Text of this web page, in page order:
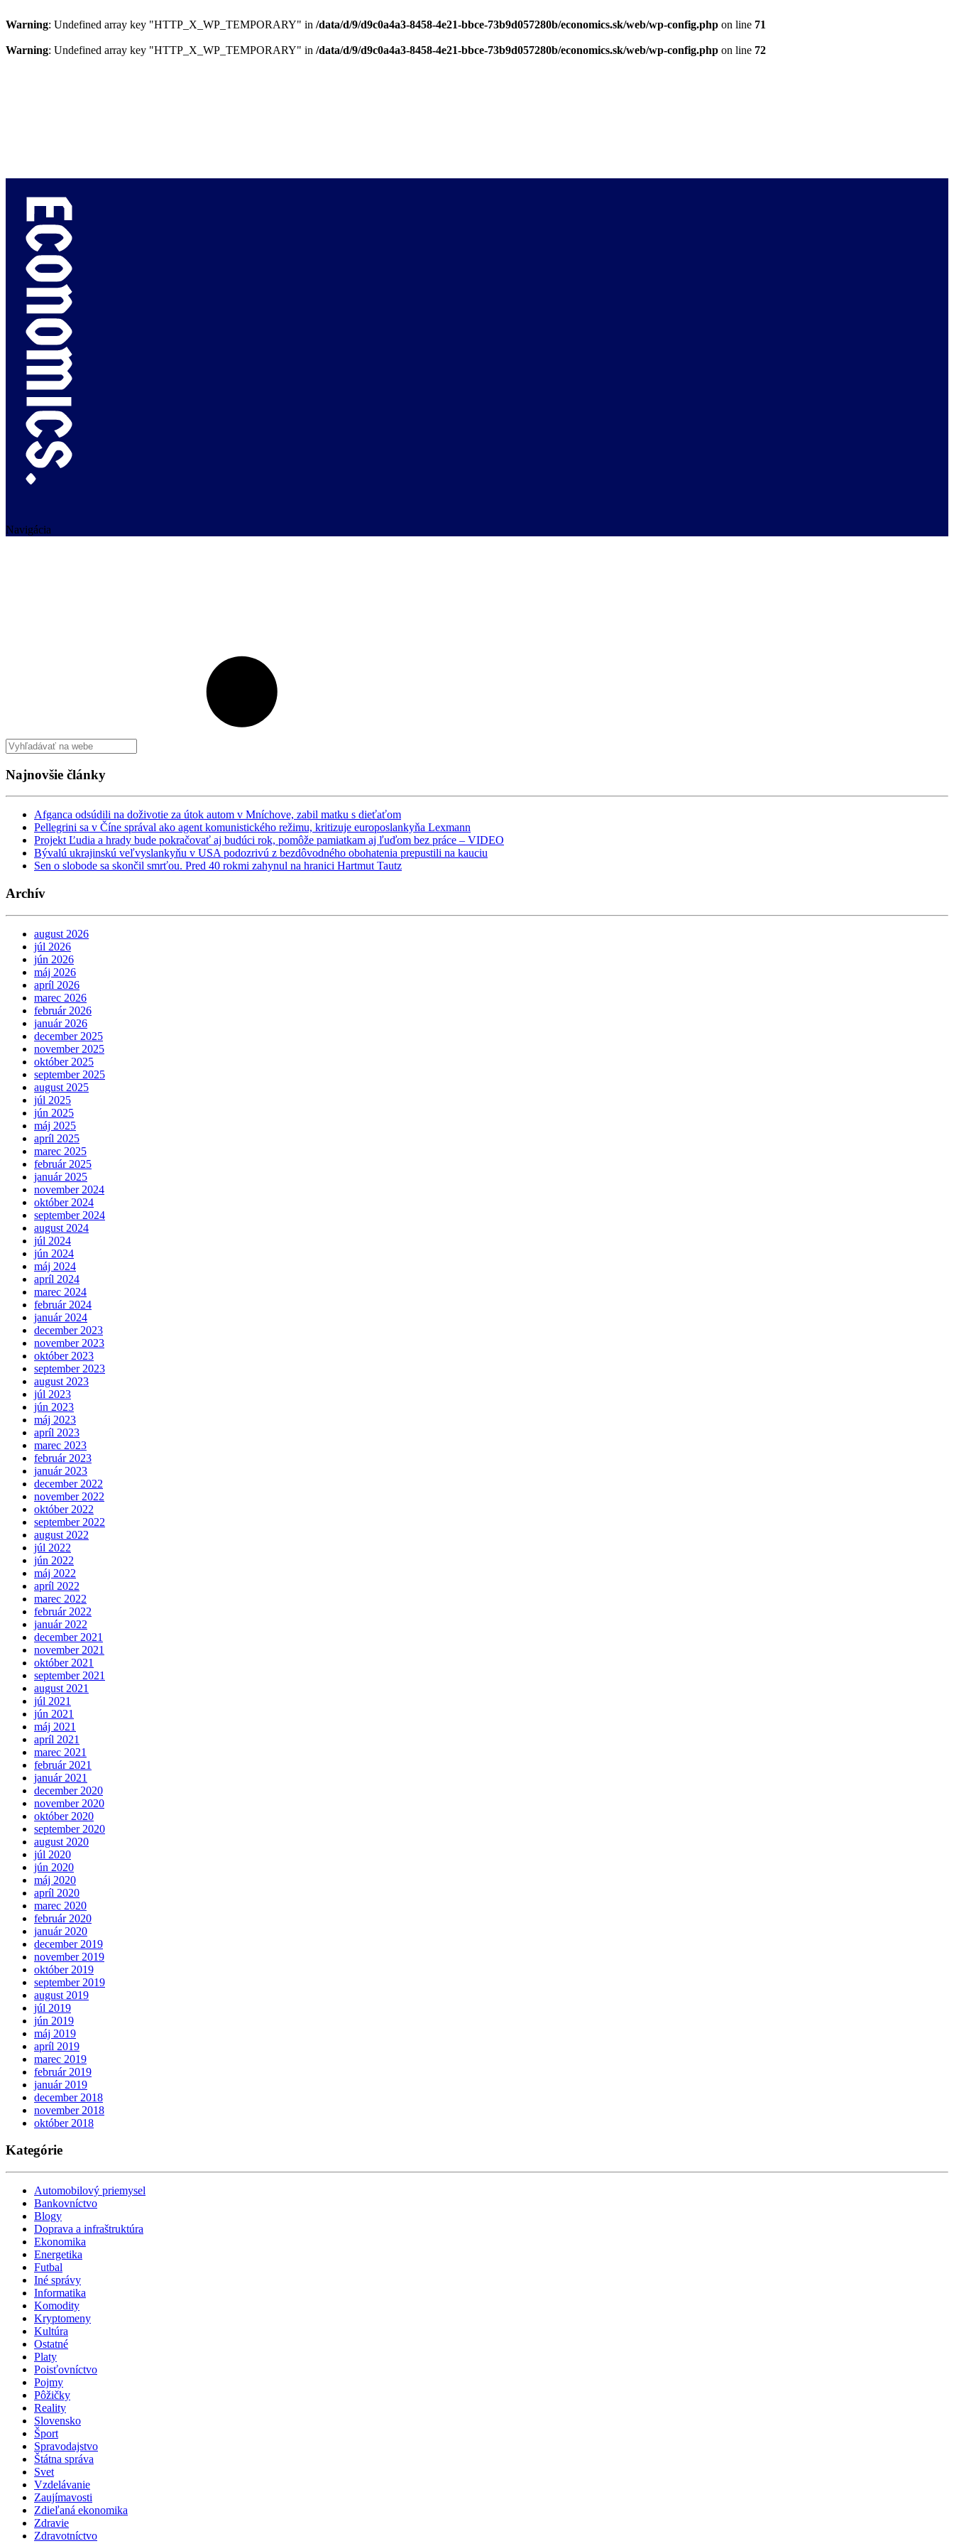
Warning: Undefined array key "HTTP_X_WP_TEMPORARY" in /data/d/9/d9c0a4a3-8458-4e21-bbce-73b9d057280b/economics.sk/web/wp-config.php on line 71
Warning: Undefined array key "HTTP_X_WP_TEMPORARY" in /data/d/9/d9c0a4a3-8458-4e21-bbce-73b9d057280b/economics.sk/web/wp-config.php on line 72
Navigácia
Najnovšie články
Afganca odsúdili na doživotie za útok autom v Mníchove, zabil matku s dieťaťom
Pellegrini sa v Číne správal ako agent komunistického režimu, kritizuje europoslankyňa Lexmann
Projekt Ľudia a hrady bude pokračovať aj budúci rok, pomôže pamiatkam aj ľuďom bez práce – VIDEO
Bývalú ukrajinskú veľvyslankyňu v USA podozrivú z bezdôvodného obohatenia prepustili na kauciu
Sen o slobode sa skončil smrťou. Pred 40 rokmi zahynul na hranici Hartmut Tautz
Archív
august 2026
júl 2026
jún 2026
máj 2026
apríl 2026
marec 2026
február 2026
január 2026
december 2025
november 2025
október 2025
september 2025
august 2025
júl 2025
jún 2025
máj 2025
apríl 2025
marec 2025
február 2025
január 2025
november 2024
október 2024
september 2024
august 2024
júl 2024
jún 2024
máj 2024
apríl 2024
marec 2024
február 2024
január 2024
december 2023
november 2023
október 2023
september 2023
august 2023
júl 2023
jún 2023
máj 2023
apríl 2023
marec 2023
február 2023
január 2023
december 2022
november 2022
október 2022
september 2022
august 2022
júl 2022
jún 2022
máj 2022
apríl 2022
marec 2022
február 2022
január 2022
december 2021
november 2021
október 2021
september 2021
august 2021
júl 2021
jún 2021
máj 2021
apríl 2021
marec 2021
február 2021
január 2021
december 2020
november 2020
október 2020
september 2020
august 2020
júl 2020
jún 2020
máj 2020
apríl 2020
marec 2020
február 2020
január 2020
december 2019
november 2019
október 2019
september 2019
august 2019
júl 2019
jún 2019
máj 2019
apríl 2019
marec 2019
február 2019
január 2019
december 2018
november 2018
október 2018
Kategórie
Automobilový priemysel
Bankovníctvo
Blogy
Doprava a infraštruktúra
Ekonomika
Energetika
Futbal
Iné správy
Informatika
Komodity
Kryptomeny
Kultúra
Ostatné
Platy
Poisťovníctvo
Pojmy
Pôžičky
Reality
Slovensko
Šport
Spravodajstvo
Štátna správa
Svet
Vzdelávanie
Zaujímavosti
Zdieľaná ekonomika
Zdravie
Zdravotníctvo